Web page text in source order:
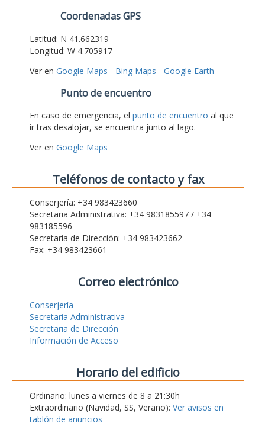
Coordenadas GPS
Latitud: N 41.662319
Longitud: W 4.705917
Ver en Google Maps - Bing Maps - Google Earth
Punto de encuentro
En caso de emergencia, el punto de encuentro al que
ir tras desalojar, se encuentra junto al lago.
Ver en Google Maps
Teléfonos de contacto y fax
Conserjería: +34 983423660
Secretaria Administrativa: +34 983185597 / +34
983185596
Secretaria de Dirección: +34 983423662
Fax: +34 983423661
Correo electrónico
Conserjería
Secretaria Administrativa
Secretaria de Dirección
Información de Acceso
Horario del edificio
Ordinario: lunes a viernes de 8 a 21:30h
Extraordinario (Navidad, SS, Verano): Ver avisos en
tablón de anuncios